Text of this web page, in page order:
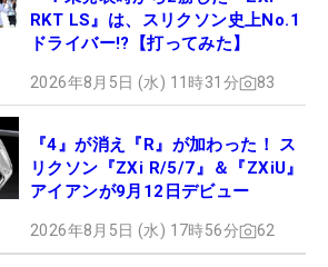
RKT LS』は、スリクソン史上No.1
ドライバー!?【打ってみた】
2026年8月5日 (水) 11時31分 83
『4』が消え『R』が加わった！ ス
リクソン『ZXi R/5/7』＆『ZXiU』
アイアンが9月12日デビュー
2026年8月5日 (水) 17時56分 62